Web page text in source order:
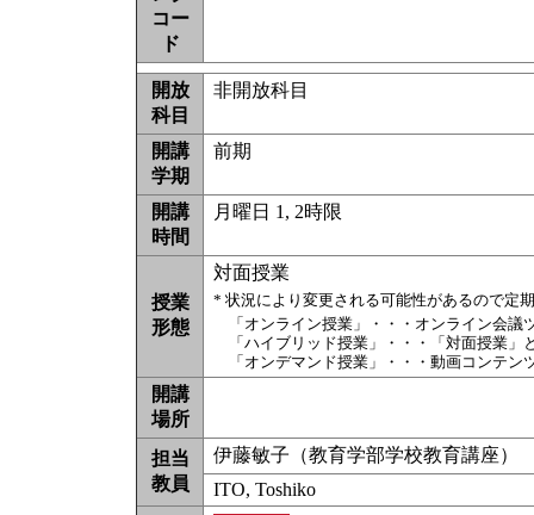
コー
ド
開放
科目
非開放科目
開講
学期
前期
開講
時間
月曜日 1, 2時限
授業
形態
対面授業
* 状況により変更される可能性があるので定
「オンライン授業」・・・オンライン会
「ハイブリッド授業」・・・「対面授業
「オンデマンド授業」・・・動画コンテ
開講
場所
担当
教員
伊藤敏子（教育学部学校教育講座）
ITO, Toshiko